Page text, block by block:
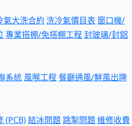
氣大洗合約 洗冷氣價目表 窗口機/
專業搭棚/免搭棚工程 封玻璃/封鋁
系統 風喉工程 餐廳通風/鮮風出牌
(PCB)結冰問題跳掣問題維修收費